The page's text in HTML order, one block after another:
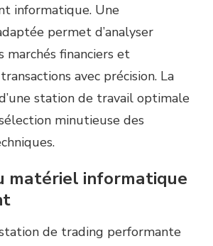
informatique. Une
permet d’analyser
marchés financiers et
avec précision. La
station de travail optimale
minutieuse des
matériel informatique
station de trading performante